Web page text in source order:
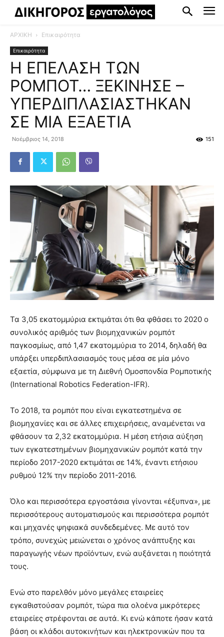
ΑΡΧΙΚΗ Επικαιρότητα
Επικαιρότητα
Η ΕΠΕΛΑΣΗ ΤΩΝ
ΡΟΜΠΟΤ… ΞΕΚΙΝΗΣΕ –
ΥΠΕΡΔΙΠΛΑΣΙΑΣΤΗΚΑΝ
ΣΕ ΜΙΑ ΕΞΑΕΤΙΑ
Νοέμβριος 14, 2018 151
Τα 3,05 εκατομμύρια εκτιμάται ότι θα φθάσει το 2020 ο
συνολικός αριθμός των βιομηχανικών ρομπότ
παγκοσμίως, από 1,47 εκατομμύρια το 2014, δηλαδή θα
υπάρξει υπερδιπλασιασμός τους μέσα σε μία μόνο
εξαετία, σύμφωνα με τη Διεθνή Ομοσπονδία Ρομποτικής
(International Robotics Federation-IFR).
Το 2018, τα ρομπότ που είναι εγκατεστημένα σε
βιομηχανίες και σε άλλες επιχειρήσεις, αναμένεται να
φθάσουν τα 2,32 εκατομμύρια. Η μέση ετήσια αύξηση
των εγκατεστημένων βιομηχανικών ρομπότ κατά την
περίοδο 2017-2020 εκτιμάται σε 14%, έναντι ετήσιου
ρυθμού 12% την περίοδο 2011-2016.
Όλο και περισσότερα εργοστάσια γίνονται «έξυπνα», με
περισσότερους αυτοματισμούς και περισσότερα ρομπότ
και μηχανές ψηφιακά συνδεδεμένες. Με αυτό τον
τρόπο, συνεχώς μειώνεται ο χρόνος ανάπτυξης και
παραγωγής νέων προϊόντων, ενώ αυξάνεται η ποιότητά
τους.
Ενώ στο παρελθόν μόνο μεγάλες εταιρείες
εγκαθιστούσαν ρομπότ, τώρα πια ολοένα μικρότερες
εταιρείες στρέφονται σε αυτά. Κι ενώ κάποτε ήσαν κατά
βάση οι κλάδοι αυτοκινήτων και ηλεκτρονικών που τα